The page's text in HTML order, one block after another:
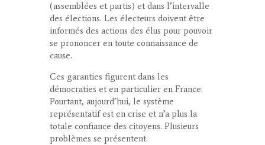
(assemblées et partis) et dans l’intervalle
des élections. Les électeurs doivent être
informés des actions des élus pour pouvoir
se prononcer en toute connaissance de
cause.
Ces garanties figurent dans les
démocraties et en particulier en France.
Pourtant, aujourd’hui, le système
représentatif est en crise et n’a plus la
totale confiance des citoyens. Plusieurs
problèmes se présentent.